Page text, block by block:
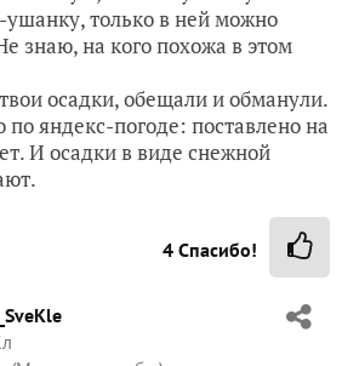
только в ней можно
знаю, на кого похожа в этом
осадки, обещали и обманули.
по яндекс-погоде: поставлено на
И осадки в виде снежной
4 Спасибо!